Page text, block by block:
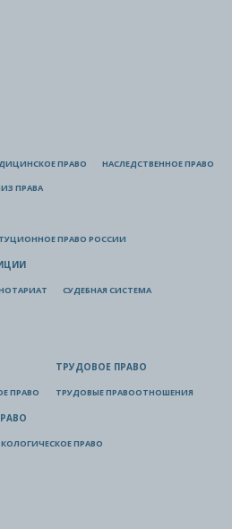
ПРАВО НАСЛЕДСТВЕННОЕ ПРАВО
ПРАВА
ПРАВО РОССИИ
СУДЕБНАЯ СИСТЕМА
ПРАВО
ТРУДОВОЕ ПРАВО
ТРУДОВЫЕ ПРАВООТНОШЕНИЯ
ПРАВО